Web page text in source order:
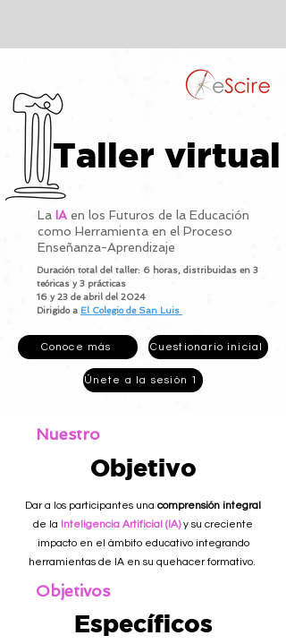
Taller virtual
La IA en los Futuros de la Educación
como Herramienta en el Proceso
Enseñanza-Aprendizaje
Duración total del taller: 6 horas, distribuidas en 3
teóricas y 3 prácticas
16 y 23 de abril del 2024
Dirigido a El Colegio de San Luis
Conoce más Cuestionario inicial
Únete a la sesión 1
Nuestro
Objetivo
Dar a los participantes una comprensión integral
de la Inteligencia Artificial (IA)y su creciente
impacto en el ámbito educativo integrando
herramientas de IA en su quehacer formativo.
Objetivos
Específicos